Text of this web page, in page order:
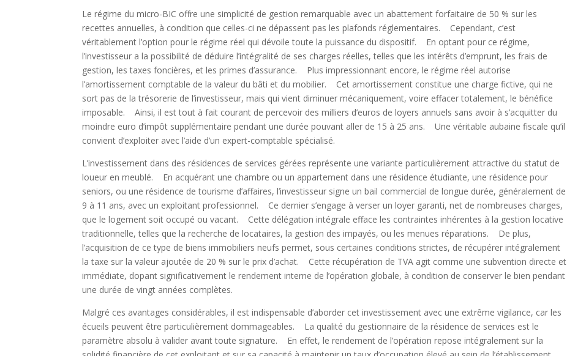
Le régime du micro-BIC offre une simplicité de gestion remarquable avec un abattement forfaitaire de 50 % sur les
recettes annuelles, à condition que celles-ci ne dépassent pas les plafonds réglementaires. Cependant, c’est
véritablement l’option pour le régime réel qui dévoile toute la puissance du dispositif. En optant pour ce régime,
l’investisseur a la possibilité de déduire l’intégralité de ses charges réelles, telles que les intérêts d’emprunt, les frais de
gestion, les taxes foncières, et les primes d’assurance. Plus impressionnant encore, le régime réel autorise
l’amortissement comptable de la valeur du bâti et du mobilier. Cet amortissement constitue une charge fictive, qui ne
sort pas de la trésorerie de l’investisseur, mais qui vient diminuer mécaniquement, voire effacer totalement, le bénéfice
imposable. Ainsi, il est tout à fait courant de percevoir des milliers d’euros de loyers annuels sans avoir à s’acquitter du
moindre euro d’impôt supplémentaire pendant une durée pouvant aller de 15 à 25 ans. Une véritable aubaine fiscale qu’il
convient d’exploiter avec l’aide d’un expert-comptable spécialisé.
L’investissement dans des résidences de services gérées représente une variante particulièrement attractive du statut de
loueur en meublé. En acquérant une chambre ou un appartement dans une résidence étudiante, une résidence pour
seniors, ou une résidence de tourisme d’affaires, l’investisseur signe un bail commercial de longue durée, généralement de
9 à 11 ans, avec un exploitant professionnel. Ce dernier s’engage à verser un loyer garanti, net de nombreuses charges,
que le logement soit occupé ou vacant. Cette délégation intégrale efface les contraintes inhérentes à la gestion locative
traditionnelle, telles que la recherche de locataires, la gestion des impayés, ou les menues réparations. De plus,
l’acquisition de ce type de biens immobiliers neufs permet, sous certaines conditions strictes, de récupérer intégralement
la taxe sur la valeur ajoutée de 20 % sur le prix d’achat. Cette récupération de TVA agit comme une subvention directe et
immédiate, dopant significativement le rendement interne de l’opération globale, à condition de conserver le bien pendant
une durée de vingt années complètes.
Malgré ces avantages considérables, il est indispensable d’aborder cet investissement avec une extrême vigilance, car les
écueils peuvent être particulièrement dommageables. La qualité du gestionnaire de la résidence de services est le
paramètre absolu à valider avant toute signature. En effet, le rendement de l’opération repose intégralement sur la